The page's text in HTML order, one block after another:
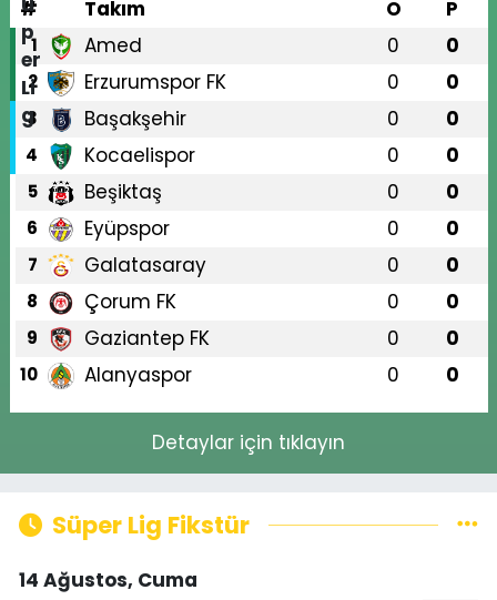
#
Takım O P
1 Amed 0 0
2 Erzurumspor FK 0 0
3 Başakşehir 0 0
4 Kocaelispor 0 0
5 Beşiktaş 0 0
6 Eyüpspor 0 0
7 Galatasaray 0 0
8 Çorum FK 0 0
9 Gaziantep FK 0 0
10 Alanyaspor 0 0
Detaylar için tıklayın
Süper Lig Fikstür
14 Ağustos, Cuma